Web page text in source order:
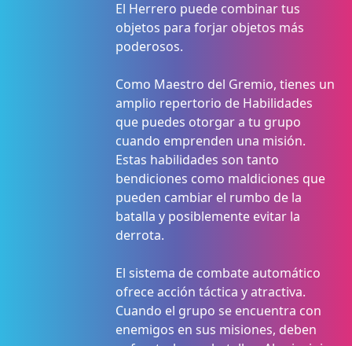
El Herrero puede combinar tus
objetos para forjar objetos más
poderosos.
Como Maestro del Gremio, tienes un
amplio repertorio de Habilidades
que puedes otorgar a tu grupo
cuando emprenden una misión.
Estas habilidades son tanto
bendiciones como maldiciones que
pueden cambiar el rumbo de la
batalla y posiblemente evitar la
derrota.
El sistema de combate automático
ofrece acción táctica y atractiva.
Cuando el grupo se encuentra con
enemigos en sus misiones, deben